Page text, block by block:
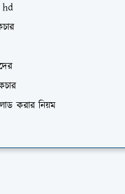
hd
করার নিয়ম